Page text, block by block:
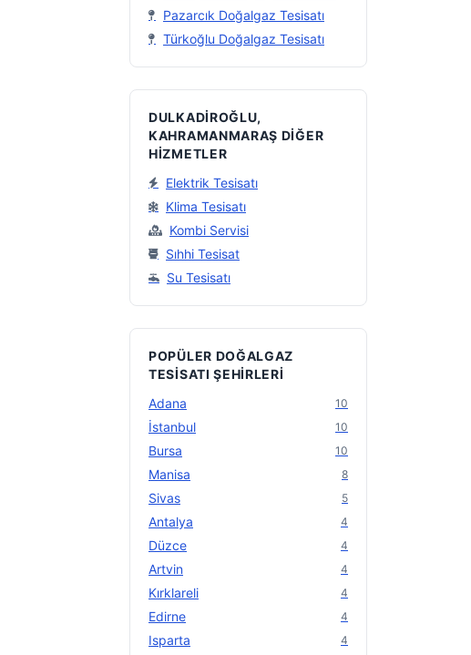
Pazarcık Doğalgaz Tesisatı
Türkoğlu Doğalgaz Tesisatı
DULKADIROĞLU,
KAHRAMANMARAŞ DIĞER
HIZMETLER
Elektrik Tesisatı
Klima Tesisatı
Kombi Servisi
Sıhhi Tesisat
Su Tesisatı
POPÜLER DOĞALGAZ
TESISATI ŞEHIRLERI
Adana
10
İstanbul 10
Bursa 10
Manisa 8
Sivas 5
Antalya 4
Düzce 4
Artvin 4
Kırklareli 4
Edirne 4
Isparta 4